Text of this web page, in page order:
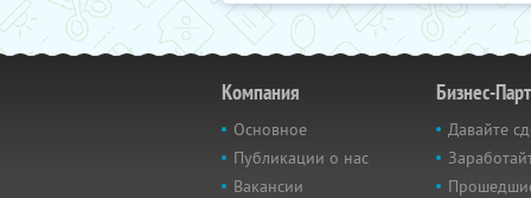
Компания
Основное
Публикации о нас
Вакансии
Бизнес-
Давайте